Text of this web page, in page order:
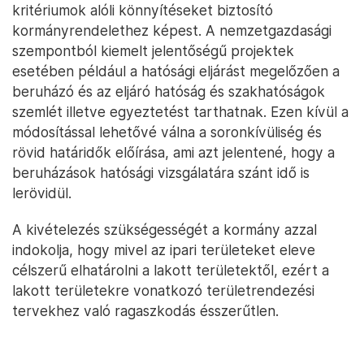
kritériumok alóli könnyítéseket biztosító
kormányrendelethez képest. A nemzetgazdasági
szempontból kiemelt jelentőségű projektek
esetében például a hatósági eljárást megelőzően a
beruházó és az eljáró hatóság és szakhatóságok
szemlét illetve egyeztetést tarthatnak. Ezen kívül a
módosítással lehetővé válna a soronkívüliség és
rövid határidők előírása, ami azt jelentené, hogy a
beruházások hatósági vizsgálatára szánt idő is
lerövidül.
A kivételezés szükségességét a kormány azzal
indokolja, hogy mivel az ipari területeket eleve
célszerű elhatárolni a lakott területektől, ezért a
lakott területekre vonatkozó területrendezési
tervekhez való ragaszkodás ésszerűtlen.